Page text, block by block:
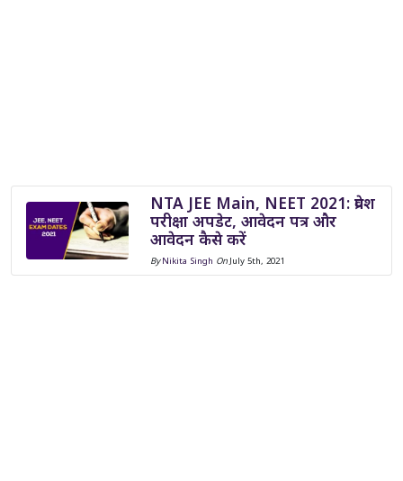
NTA JEE Main, NEET 2021: प्रवेश
परीक्षा अपडेट, आवेदन पत्र और
आवेदन कैसे करें
ByNikita Singh On July 5th, 2021